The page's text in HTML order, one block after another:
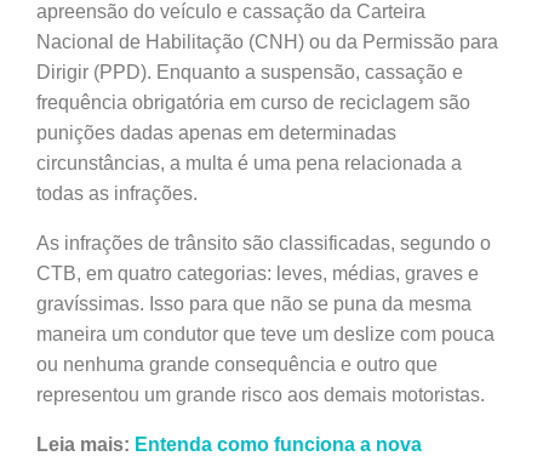
apreensão do veículo e cassação da Carteira
Nacional de Habilitação (CNH) ou da Permissão para
Dirigir (PPD). Enquanto a suspensão, cassação e
frequência obrigatória em curso de reciclagem são
punições dadas apenas em determinadas
circunstâncias, a multa é uma pena relacionada a
todas as infrações.
As infrações de trânsito são classificadas, segundo o
CTB, em quatro categorias: leves, médias, graves e
gravíssimas. Isso para que não se puna da mesma
maneira um condutor que teve um deslize com pouca
ou nenhuma grande consequência e outro que
representou um grande risco aos demais motoristas.
Leia mais: Entenda como funciona a nova